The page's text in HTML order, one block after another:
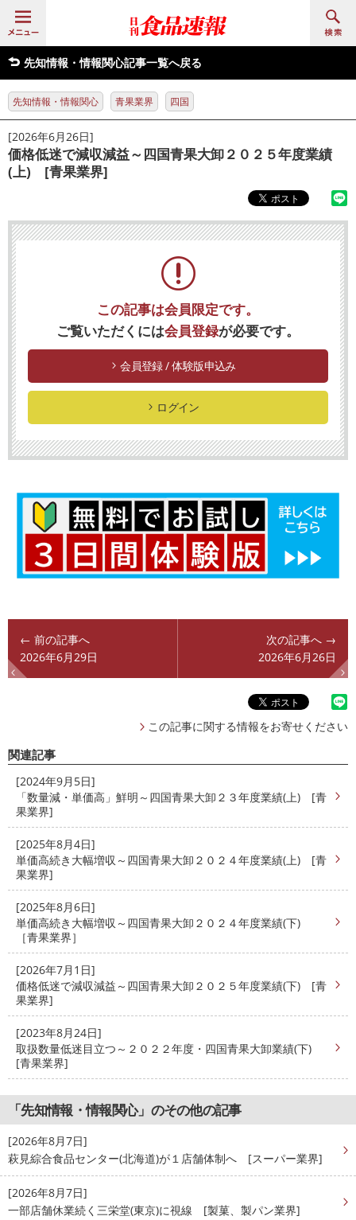
先知情報・情報関心記事一覧へ戻る
先知情報・情報関心 青果業界 四国
[2026年6月26日]
価格低迷で減収減益～四国青果大卸２０２５年度業績
(上) [青果業界]
この記事は会員限定です。
ご覧いただくには会員登録が必要です。
会員登録 / 体験版申込み
ログイン
← 前の記事へ
2026年6月29日
次の記事へ →
2026年6月26日
この記事に関する情報をお寄せください
関連記事
[2024年9月5日]
「数量減・単価高」鮮明～四国青果大卸２３年度業績(上) [青
果業界]
[2025年8月4日]
単価高続き大幅増収～四国青果大卸２０２４年度業績(上) [青
果業界]
[2025年8月6日]
単価高続き大幅増収～四国青果大卸２０２４年度業績(下)
［青果業界］
[2026年7月1日]
価格低迷で減収減益～四国青果大卸２０２５年度業績(下) [青
果業界]
[2023年8月24日]
取扱数量低迷目立つ～２０２２年度・四国青果大卸業績(下)
[青果業界]
「先知情報・情報関心」のその他の記事
[2026年8月7日]
萩見綜合食品センター(北海道)が１店舗体制へ [スーパー業界]
[2026年8月7日]
一部店舗休業続く三栄堂(東京)に視線 [製菓、製パン業界]